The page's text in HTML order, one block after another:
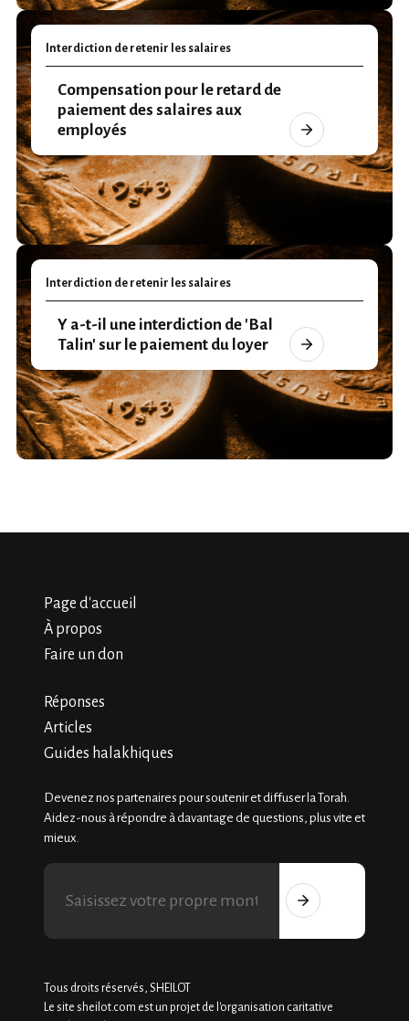
Interdiction de retenir les salaires
Compensation pour le retard de
paiement des salaires aux
employés
Interdiction de retenir les salaires
Y a-t-il une interdiction de 'Bal
Talin' sur le paiement du loyer
Page d'accueil
À propos
Faire un don
Réponses
Articles
Guides halakhiques
Devenez nos partenaires pour soutenir et diffuser la Torah.
Aidez-nous à répondre à davantage de questions, plus vite et
mieux.
Tous droits réservés, SHEILOT
Le site sheilot.com est un projet de l'organisation caritative